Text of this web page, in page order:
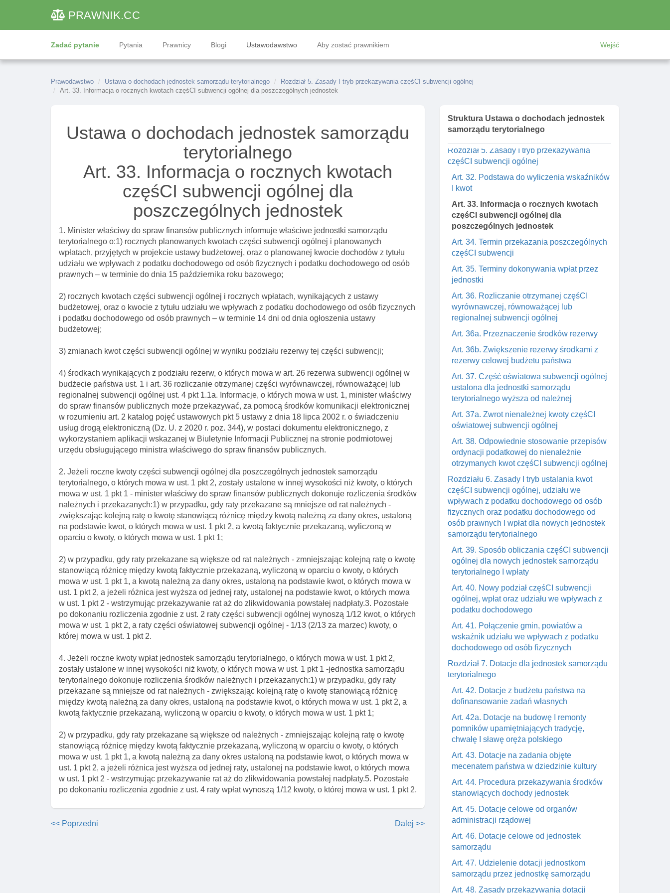
PRAWNIK.CC
Zadać pytanie Pytania Prawnicy Blogi Ustawodawstwo Aby zostać prawnikiem Wejść
Prawodawstwo Ustawa o dochodach jednostek samorządu terytorialnego
Rozdział 5. Zasady I tryb przekazywania częśCI subwencji ogólnej
Art. 33. Informacja o rocznych kwotach częśCI subwencji ogólnej dla poszczególnych jednostek
Ustawa o dochodach jednostek samorządu
terytorialnego
Art. 33. Informacja o rocznych kwotach
częśCI subwencji ogólnej dla
poszczególnych jednostek
1. Minister właściwy do spraw finansów publicznych informuje właściwe jednostki samorządu
terytorialnego o:1) rocznych planowanych kwotach części subwencji ogólnej i planowanych
wpłatach, przyjętych w projekcie ustawy budżetowej, oraz o planowanej kwocie dochodów z tytułu
udziału we wpływach z podatku dochodowego od osób fizycznych i podatku dochodowego od osób
prawnych – w terminie do dnia 15 października roku bazowego;
2) rocznych kwotach części subwencji ogólnej i rocznych wpłatach, wynikających z ustawy
budżetowej, oraz o kwocie z tytułu udziału we wpływach z podatku dochodowego od osób fizycznych
i podatku dochodowego od osób prawnych – w terminie 14 dni od dnia ogłoszenia ustawy
budżetowej;
3) zmianach kwot części subwencji ogólnej w wyniku podziału rezerwy tej części subwencji;
4) środkach wynikających z podziału rezerw, o których mowa w art. 26 rezerwa subwencji ogólnej w
budżecie państwa ust. 1 i art. 36 rozliczanie otrzymanej części wyrównawczej, równoważącej lub
regionalnej subwencji ogólnej ust. 4 pkt 1.1a. Informacje, o których mowa w ust. 1, minister właściwy
do spraw finansów publicznych może przekazywać, za pomocą środków komunikacji elektronicznej
w rozumieniu art. 2 katalog pojęć ustawowych pkt 5 ustawy z dnia 18 lipca 2002 r. o świadczeniu
usług drogą elektroniczną (Dz. U. z 2020 r. poz. 344), w postaci dokumentu elektronicznego, z
wykorzystaniem aplikacji wskazanej w Biuletynie Informacji Publicznej na stronie podmiotowej
urzędu obsługującego ministra właściwego do spraw finansów publicznych.
2. Jeżeli roczne kwoty części subwencji ogólnej dla poszczególnych jednostek samorządu
terytorialnego, o których mowa w ust. 1 pkt 2, zostały ustalone w innej wysokości niż kwoty, o których
mowa w ust. 1 pkt 1 - minister właściwy do spraw finansów publicznych dokonuje rozliczenia środków
należnych i przekazanych:1) w przypadku, gdy raty przekazane są mniejsze od rat należnych -
zwiększając kolejną ratę o kwotę stanowiącą różnicę między kwotą należną za dany okres, ustaloną
na podstawie kwot, o których mowa w ust. 1 pkt 2, a kwotą faktycznie przekazaną, wyliczoną w
oparciu o kwoty, o których mowa w ust. 1 pkt 1;
2) w przypadku, gdy raty przekazane są większe od rat należnych - zmniejszając kolejną ratę o kwotę
stanowiącą różnicę między kwotą faktycznie przekazaną, wyliczoną w oparciu o kwoty, o których
mowa w ust. 1 pkt 1, a kwotą należną za dany okres, ustaloną na podstawie kwot, o których mowa w
ust. 1 pkt 2, a jeżeli różnica jest wyższa od jednej raty, ustalonej na podstawie kwot, o których mowa
w ust. 1 pkt 2 - wstrzymując przekazywanie rat aż do zlikwidowania powstałej nadpłaty.3. Pozostałe
po dokonaniu rozliczenia zgodnie z ust. 2 raty części subwencji ogólnej wynoszą 1/12 kwot, o których
mowa w ust. 1 pkt 2, a raty części oświatowej subwencji ogólnej - 1/13 (2/13 za marzec) kwoty, o
której mowa w ust. 1 pkt 2.
4. Jeżeli roczne kwoty wpłat jednostek samorządu terytorialnego, o których mowa w ust. 1 pkt 2,
zostały ustalone w innej wysokości niż kwoty, o których mowa w ust. 1 pkt 1 -jednostka samorządu
terytorialnego dokonuje rozliczenia środków należnych i przekazanych:1) w przypadku, gdy raty
przekazane są mniejsze od rat należnych - zwiększając kolejną ratę o kwotę stanowiącą różnicę
między kwotą należną za dany okres, ustaloną na podstawie kwot, o których mowa w ust. 1 pkt 2, a
kwotą faktycznie przekazaną, wyliczoną w oparciu o kwoty, o których mowa w ust. 1 pkt 1;
2) w przypadku, gdy raty przekazane są większe od należnych - zmniejszając kolejną ratę o kwotę
stanowiącą różnicę między kwotą faktycznie przekazaną, wyliczoną w oparciu o kwoty, o których
mowa w ust. 1 pkt 1, a kwotą należną za dany okres ustaloną na podstawie kwot, o których mowa w
ust. 1 pkt 2, a jeżeli różnica jest wyższa od jednej raty, ustalonej na podstawie kwot, o których mowa
w ust. 1 pkt 2 - wstrzymując przekazywanie rat aż do zlikwidowania powstałej nadpłaty.5. Pozostałe
po dokonaniu rozliczenia zgodnie z ust. 4 raty wpłat wynoszą 1/12 kwoty, o której mowa w ust. 1 pkt 2.
<< Poprzedni Dalej >>
Struktura Ustawa o dochodach jednostek
samorządu terytorialnego
Art. 28. Ustalanie kwoty na część oświatową
terytorialnego
Art. 28a. Ustalanie częśCI rozwojowej
Art. 29. Wpłaty gmin do budżetu państwa
Art. 30. Wpłaty powiatu do budżetu państwa
Rozdział 5. Zasady I tryb przekazywania
częśCI subwencji ogólnej
Art. 32. Podstawa do wyliczenia wskaźników
I kwot
Art. 33. Informacja o rocznych kwotach
częśCI subwencji ogólnej dla
poszczególnych jednostek
Art. 34. Termin przekazania poszczególnych
częśCI subwencji
Art. 35. Terminy dokonywania wpłat przez
jednostki
Art. 36. Rozliczanie otrzymanej częśCI
wyrównawczej, równoważącej lub
regionalnej subwencji ogólnej
Art. 36a. Przeznaczenie środków rezerwy
Art. 36b. Zwiększenie rezerwy środkami z
rezerwy celowej budżetu państwa
Art. 37. Część oświatowa subwencji ogólnej
ustalona dla jednostki samorządu
terytorialnego wyższa od należnej
Art. 37a. Zwrot nienależnej kwoty częśCI
oświatowej subwencji ogólnej
Art. 38. Odpowiednie stosowanie przepisów
ordynacji podatkowej do nienależnie
otrzymanych kwot częśCI subwencji ogólnej
Rozdziału 6. Zasady I tryb ustalania kwot
częśCI subwencji ogólnej, udziału we
wpływach z podatku dochodowego od osób
fizycznych oraz podatku dochodowego od
osób prawnych I wpłat dla nowych jednostek
samorządu terytorialnego
Art. 39. Sposób obliczania częśCI subwencji
ogólnej dla nowych jednostek samorządu
terytorialnego I wpłaty
Art. 40. Nowy podział częśCI subwencji
ogólnej, wpłat oraz udziału we wpływach z
podatku dochodowego
Art. 41. Połączenie gmin, powiatów a
wskaźnik udziału we wpływach z podatku
dochodowego od osób fizycznych
Rozdział 7. Dotacje dla jednostek samorządu
terytorialnego
Art. 42. Dotacje z budżetu państwa na
dofinansowanie zadań własnych
Art. 42a. Dotacje na budowę I remonty
pomników upamiętniających tradycję,
chwałę I sławę oręża polskiego
Art. 43. Dotacje na zadania objęte
mecenatem państwa w dziedzinie kultury
Art. 44. Procedura przekazywania środków
stanowiących dochody jednostek
Art. 45. Dotacje celowe od organów
administracji rządowej
Art. 46. Dotacje celowe od jednostek
samorządu
Art. 47. Udzielenie dotacji jednostkom
samorządu przez jednostkę samorządu
Art. 48. Zasady przekazywania dotacji